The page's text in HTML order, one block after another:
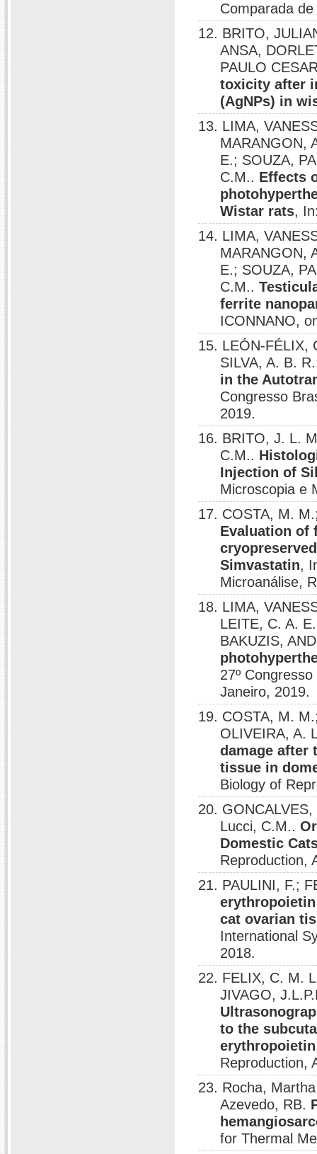
Comparada
12. BRITO,
ANSA,
PAULO
toxicity after
(AgNPs) in
13. LIMA,
MARANGON,
E.; SOUZA,
C.M.. Effects
Wistar rats,
14. LIMA,
MARANGON,
E.; SOUZA,
C.M..
ferrite
ICONNANO,
15. LEÓN-FÉLIX,
SILVA, A. B.
in the
Congresso
2019.
16. BRITO, J. L.
C.M..
Injection of
Microscopia e
17. COSTA, M.
Evaluation of
Simvastatin,
Microanálise,
18. LIMA,
LEITE, C. A.
BAKUZIS,
27º
Janeiro, 2019.
19. COSTA, M.
OLIVEIRA, A.
damage after
tissue in
Biology of
20.
Lucci, C.M..
Domestic
Reproduction,
21. PAULINI, F.;
cat ovarian
International
2018.
22. FELIX, C. M.
JIVAGO,
to the
erythropoietin
Reproduction,
23. Rocha,
Azevedo, RB.
for Thermal